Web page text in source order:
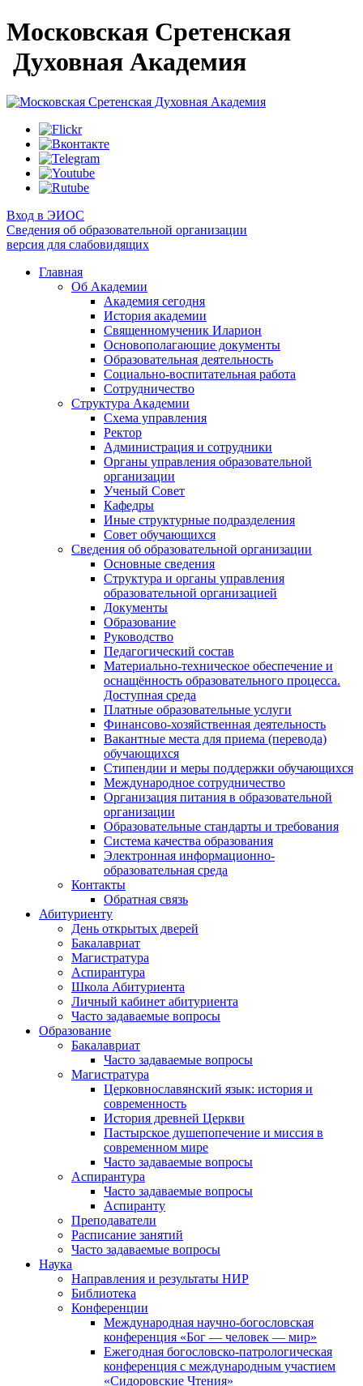
Московская Сретенская
Духовная Академия
Вход в ЭИОС
Сведения об образовательной организации
версия для слабовидящих
Главная
Об Академии
Академия сегодня
История академии
Священномученик Иларион
Основополагающие документы
Образовательная деятельность
Социально-воспитательная работа
Сотрудничество
Структура Академии
Схема управления
Ректор
Администрация и сотрудники
Органы управления образовательной
организации
Ученый Совет
Кафедры
Иные структурные подразделения
Совет обучающихся
Сведения об образовательной организации
Основные сведения
Структура и органы управления
образовательной организацией
Документы
Образование
Руководство
Педагогический состав
Материально-техническое обеспечение и
оснащённость образовательного процесса.
Доступная среда
Платные образовательные услуги
Финансово-хозяйственная деятельность
Вакантные места для приема (перевода)
обучающихся
Стипендии и меры поддержки обучающихся
Международное сотрудничество
Организация питания в образовательной
организации
Образовательные стандарты и требования
Система качества образования
Электронная информационно-
образовательная среда
Контакты
Обратная связь
Абитуриенту
День открытых дверей
Бакалавриат
Магистратура
Аспирантура
Школа Абитуриента
Личный кабинет абитуриента
Часто задаваемые вопросы
Образование
Бакалавриат
Часто задаваемые вопросы
Магистратура
Церковнославянский язык: история и
современность
История древней Церкви
Пастырское душепопечение и миссия в
современном мире
Часто задаваемые вопросы
Аспирантура
Часто задаваемые вопросы
Аспиранту
Преподаватели
Расписание занятий
Часто задаваемые вопросы
Наука
Направления и результаты НИР
Библиотека
Конференции
Международная научно-богословская
конференция «Бог — человек — мир»
Ежегодная богословско-патрологическая
конференция с международным участием
«Сидоровские Чтения»